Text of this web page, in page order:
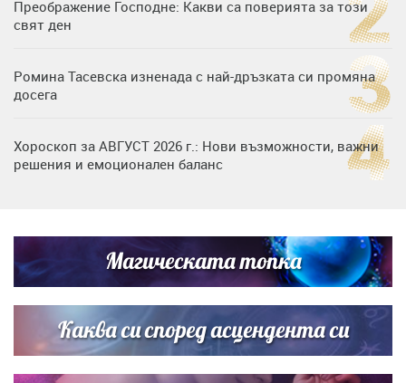
Преображение Господне: Какви са поверията за този
свят ден
Ромина Тасевска изненада с най-дръзката си промяна
досега
Хороскоп за АВГУСТ 2026 г.: Нови възможности, важни
решения и емоционален баланс
си деца на семейна морска приказка
Звездна ваканция в Майорка: Дженифър Анистън,
Кортни Кокс и Джим Къртис заедно на яхта
Магическата топка
Каква си според асцендента си